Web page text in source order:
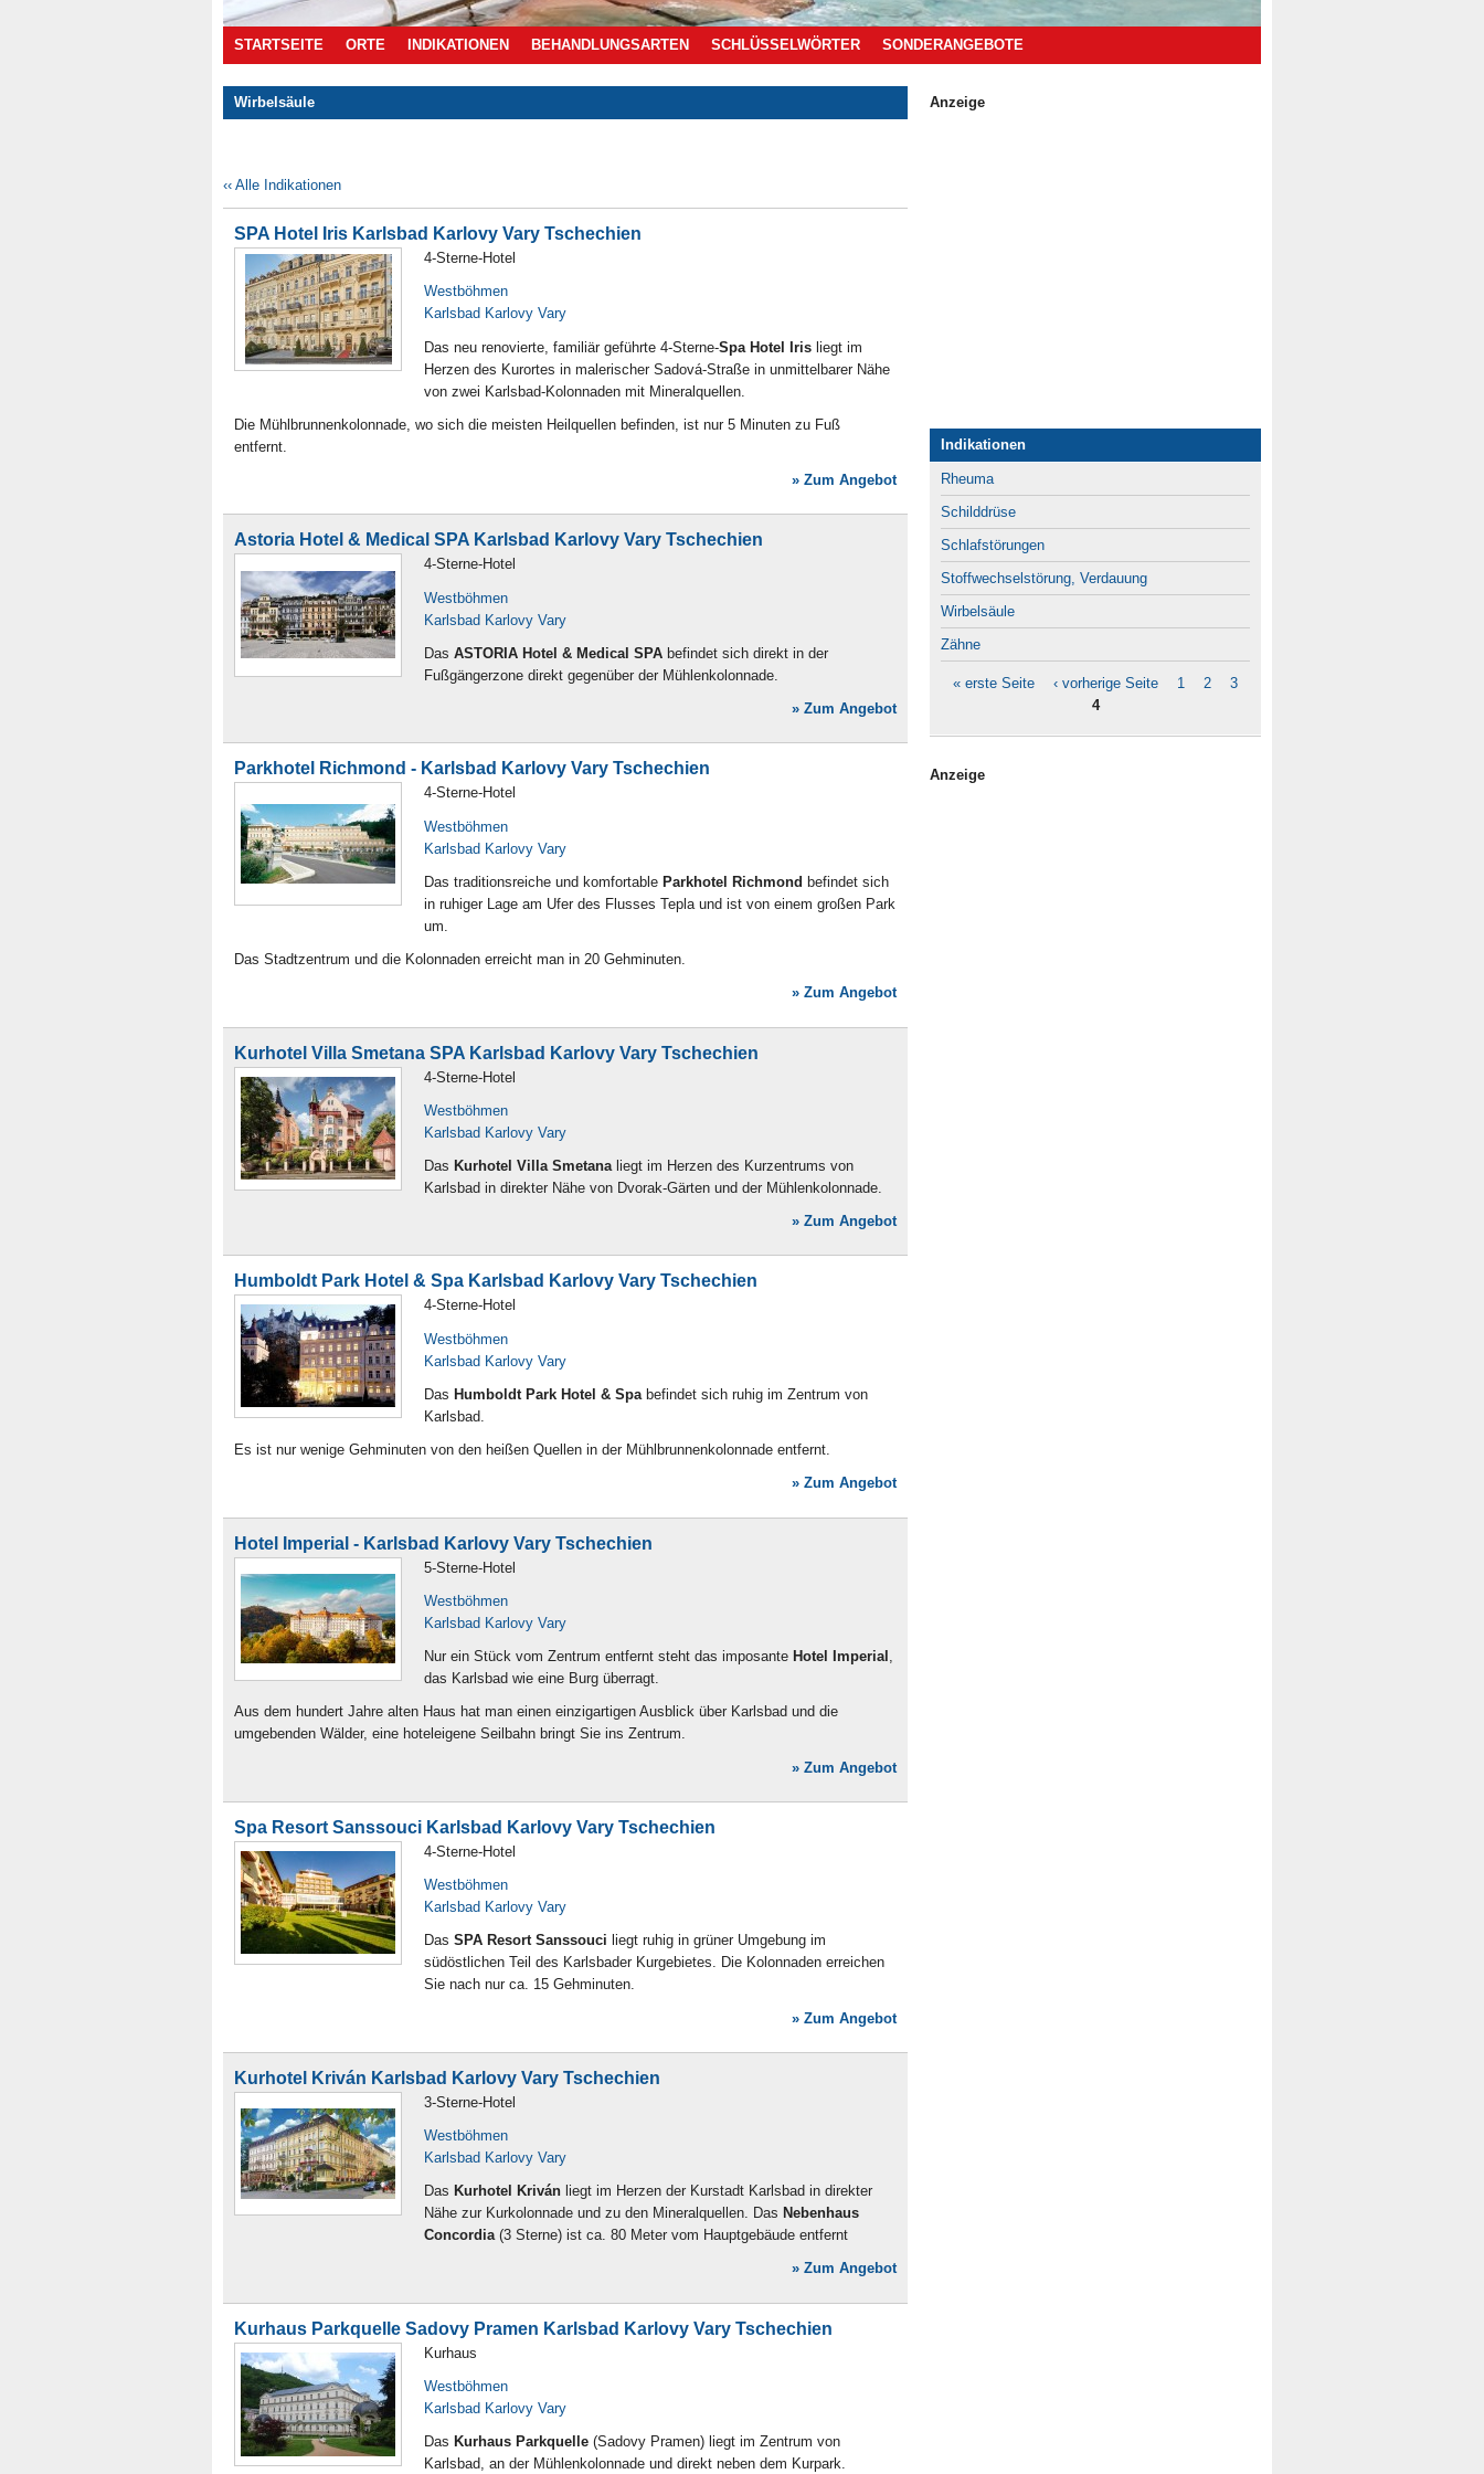
STARTSEITE ORTE INDIKATIONEN BEHANDLUNGSARTEN SCHLÜSSELWÖRTER SONDERANGEBOTE
Wirbelsäule
‹‹ Alle Indikationen
SPA Hotel Iris Karlsbad Karlovy Vary Tschechien
4-Sterne-Hotel
Westböhmen
Karlsbad Karlovy Vary
Das neu renovierte, familiär geführte 4-Sterne-Spa Hotel Iris liegt im
Herzen des Kurortes in malerischer Sadová-Straße in unmittelbarer Nähe
von zwei Karlsbad-Kolonnaden mit Mineralquellen.
Die Mühlbrunnenkolonnade, wo sich die meisten Heilquellen befinden, ist nur 5 Minuten zu Fuß
entfernt.
» Zum Angebot
Astoria Hotel & Medical SPA Karlsbad Karlovy Vary Tschechien
4-Sterne-Hotel
Westböhmen
Karlsbad Karlovy Vary
Das ASTORIA Hotel & Medical SPA befindet sich direkt in der
Fußgängerzone direkt gegenüber der Mühlenkolonnade.
» Zum Angebot
Parkhotel Richmond - Karlsbad Karlovy Vary Tschechien
4-Sterne-Hotel
Westböhmen
Karlsbad Karlovy Vary
Das traditionsreiche und komfortable Parkhotel Richmond befindet sich
in ruhiger Lage am Ufer des Flusses Tepla und ist von einem großen Park
um.
Das Stadtzentrum und die Kolonnaden erreicht man in 20 Gehminuten.
» Zum Angebot
Kurhotel Villa Smetana SPA Karlsbad Karlovy Vary Tschechien
4-Sterne-Hotel
Westböhmen
Karlsbad Karlovy Vary
Das Kurhotel Villa Smetana liegt im Herzen des Kurzentrums von
Karlsbad in direkter Nähe von Dvorak-Gärten und der Mühlenkolonnade.
» Zum Angebot
Humboldt Park Hotel & Spa Karlsbad Karlovy Vary Tschechien
4-Sterne-Hotel
Westböhmen
Karlsbad Karlovy Vary
Das Humboldt Park Hotel & Spa befindet sich ruhig im Zentrum von
Karlsbad.
Es ist nur wenige Gehminuten von den heißen Quellen in der Mühlbrunnenkolonnade entfernt.
» Zum Angebot
Hotel Imperial - Karlsbad Karlovy Vary Tschechien
5-Sterne-Hotel
Westböhmen
Karlsbad Karlovy Vary
Nur ein Stück vom Zentrum entfernt steht das imposante Hotel Imperial ,
das Karlsbad wie eine Burg überragt.
Aus dem hundert Jahre alten Haus hat man einen einzigartigen Ausblick über Karlsbad und die
umgebenden Wälder, eine hoteleigene Seilbahn bringt Sie ins Zentrum.
» Zum Angebot
Spa Resort Sanssouci Karlsbad Karlovy Vary Tschechien
4-Sterne-Hotel
Westböhmen
Karlsbad Karlovy Vary
Das SPA Resort Sanssouci liegt ruhig in grüner Umgebung im
südöstlichen Teil des Karlsbader Kurgebietes. Die Kolonnaden erreichen
Sie nach nur ca. 15 Gehminuten.
» Zum Angebot
Kurhotel Kriván Karlsbad Karlovy Vary Tschechien
3-Sterne-Hotel
Westböhmen
Karlsbad Karlovy Vary
Das Kurhotel Kriván liegt im Herzen der Kurstadt Karlsbad in direkter
Nähe zur Kurkolonnade und zu den Mineralquellen. Das Nebenhaus
Concordia(3 Sterne) ist ca. 80 Meter vom Hauptgebäude entfernt
» Zum Angebot
Kurhaus Parkquelle Sadovy Pramen Karlsbad Karlovy Vary Tschechien
Kurhaus
Westböhmen
Karlsbad Karlovy Vary
Das Kurhaus Parkquelle (Sadovy Pramen) liegt im Zentrum von
Karlsbad, an der Mühlenkolonnade und direkt neben dem Kurpark.
Anzeige
Indikationen
Rheuma
Schilddrüse
Schlafstörungen
Stoffwechselstörung, Verdauung
Wirbelsäule
Zähne
« erste Seite ‹ vorherige Seite 1 2
3
4
Anzeige